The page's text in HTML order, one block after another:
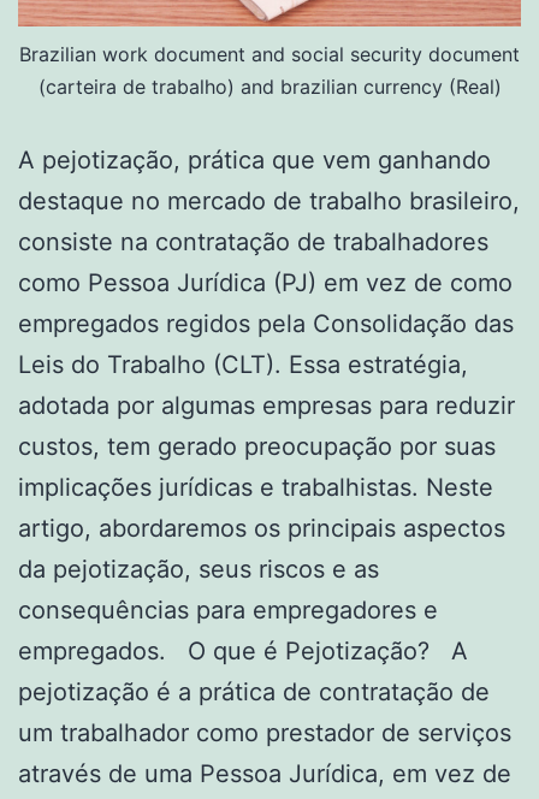
Brazilian work document and social security document
(carteira de trabalho) and brazilian currency (Real)
A pejotização, prática que vem ganhando
destaque no mercado de trabalho brasileiro,
consiste na contratação de trabalhadores
como Pessoa Jurídica (PJ) em vez de como
empregados regidos pela Consolidação das
Leis do Trabalho (CLT). Essa estratégia,
adotada por algumas empresas para reduzir
custos, tem gerado preocupação por suas
implicações jurídicas e trabalhistas. Neste
artigo, abordaremos os principais aspectos
da pejotização, seus riscos e as
consequências para empregadores e
empregados. O que é Pejotização? A
pejotização é a prática de contratação de
um trabalhador como prestador de serviços
através de uma Pessoa Jurídica, em vez de